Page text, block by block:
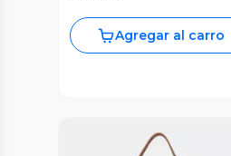
Agregar al carro